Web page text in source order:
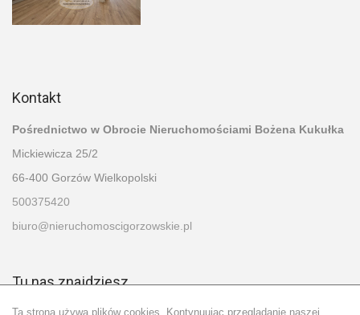
Kontakt
Pośrednictwo w Obrocie Nieruchomościami Bożena Kukułka
Mickiewicza 25/2
66-400 Gorzów Wielkopolski
500375420
biuro@nieruchomoscigorzowskie.pl
Tu nas znajdziesz
Ta strona używa plików cookies. Kontynuując przeglądanie naszej